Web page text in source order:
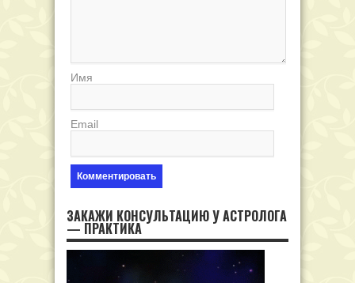
Имя
Email
ЗАКАЖИ КОНСУЛЬТАЦИЮ У АСТРОЛОГА
— ПРАКТИКА